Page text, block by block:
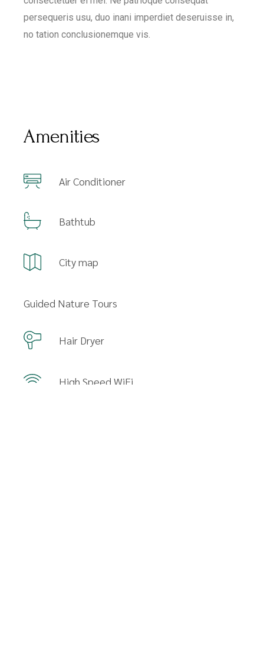
persequeris usu, duo inani imperdiet deseruisse in,
no tation conclusionemque vis.
Amenities
Air Conditioner
Bathtub
City map
Guided Nature Tours
Hair Dryer
High Speed WiFi